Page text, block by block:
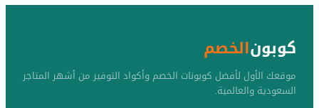
كوبونالخصم
موقعك الأول لأفضل كوبونات الخصم وأكواد التوفير من أشهر المتاجر
السعودية والعالمية.